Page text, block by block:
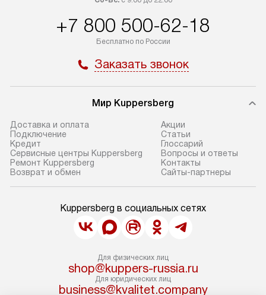
+7 800 500-62-18
Бесплатно по России
Заказать звонок
Мир Kuppersberg
Доставка и оплата
Подключение
Кредит
Сервисные центры Kuppersberg
Ремонт Kuppersberg
Возврат и обмен
Акции
Cтатьи
Глоссарий
Вопросы и ответы
Контакты
Сайты-партнеры
Kuppersberg в социальных сетях
Для физических лиц
shop@kuppers-russia.ru
Для юридических лиц
business@kvalitet.company